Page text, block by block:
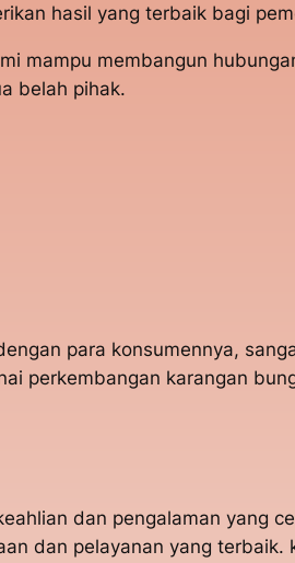
hasil yang terbaik bagi
mampu membangun
belah pihak.
para konsumennya,
perkembangan karangan
dan pengalaman yang
dan pelayanan yang terbaik.